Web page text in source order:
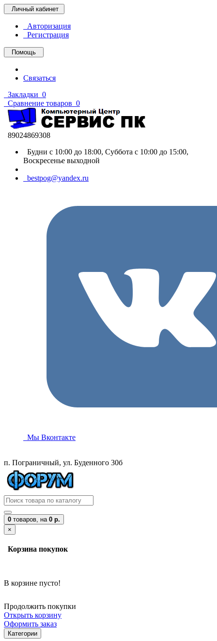
Личный кабинет
Авторизация
Регистрация
Помощь
Связаться
Закладки 0
Сравнение товаров 0
89024869308
Будни с 10:00 до 18:00, Суббота с 10:00 до 15:00,
Воскресенье выходной
bestpog@yandex.ru
Мы Вконтакте
п. Пограничный, ул. Буденного 30б
0 товаров, на 0 р.
×
Корзина покупок
В корзине пусто!
Продолжить покупки
Открыть корзину
Оформить заказ
Категории